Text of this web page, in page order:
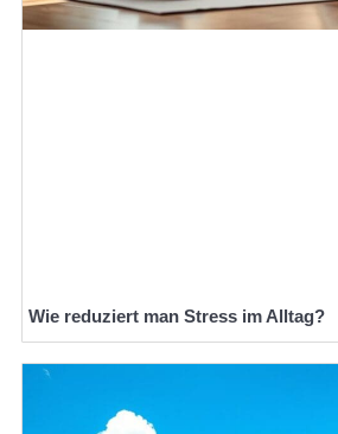
Wie reduziert man Stress im Alltag?